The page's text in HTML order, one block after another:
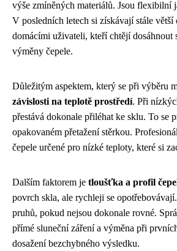
výše zmíněných materiálů. Jsou
V posledních letech si získávají stále
domácími uživateli, kteří chtějí dosáhnout
výměny čepele.
Důležitým aspektem, který se při výběru
závislosti na teplotě prostředí. Při
přestává dokonale přiléhat ke sklu. To se
opakovaném přetažení stěrkou.
čepele určené pro nízké teploty, které si
Dalším faktorem je tloušťka a profil
povrch skla, ale rychleji se
pruhů, pokud nejsou dokonale rovné.
přímé sluneční záření a výměna při
dosažení bezchybného výsledku.